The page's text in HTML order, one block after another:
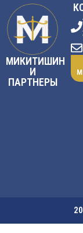
МИКИТИШИН
И
ПАРТНЕРЫ